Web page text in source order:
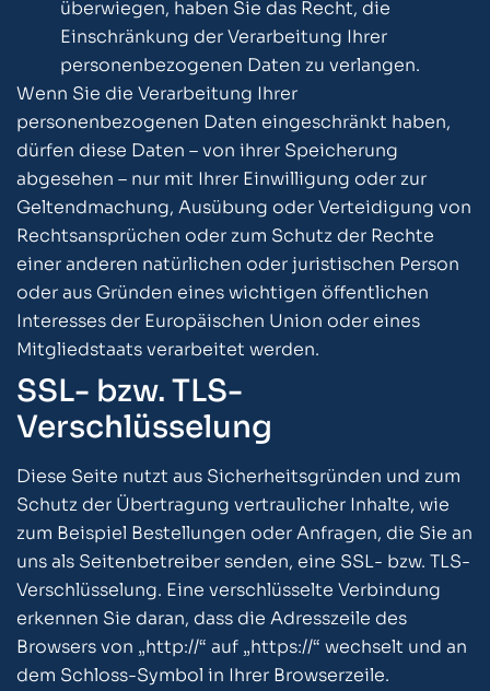
überwiegen, haben Sie das Recht, die
Einschränkung der Verarbeitung Ihrer
personenbezogenen Daten zu verlangen.
Wenn Sie die Verarbeitung Ihrer
personenbezogenen Daten eingeschränkt haben,
dürfen diese Daten – von ihrer Speicherung
abgesehen – nur mit Ihrer Einwilligung oder zur
Geltendmachung, Ausübung oder Verteidigung von
Rechtsansprüchen oder zum Schutz der Rechte
einer anderen natürlichen oder juristischen Person
oder aus Gründen eines wichtigen öffentlichen
Interesses der Europäischen Union oder eines
Mitgliedstaats verarbeitet werden.
SSL- bzw. TLS-
Verschlüsselung
Diese Seite nutzt aus Sicherheitsgründen und zum
Schutz der Übertragung vertraulicher Inhalte, wie
zum Beispiel Bestellungen oder Anfragen, die Sie an
uns als Seitenbetreiber senden, eine SSL- bzw. TLS-
Verschlüsselung. Eine verschlüsselte Verbindung
erkennen Sie daran, dass die Adresszeile des
Browsers von „http://“ auf „https://“ wechselt und an
dem Schloss-Symbol in Ihrer Browserzeile.